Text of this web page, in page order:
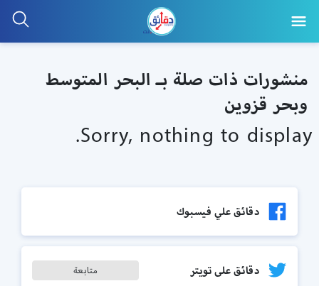
منشورات ذات صلة بـ البحر المتوسط
وبحر قزوين
Sorry, nothing to display.
دقائق علي فيسبوك
دقائق على تويتر متابعة